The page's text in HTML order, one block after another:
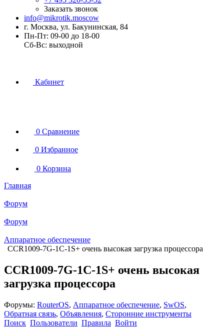
Заказать звонок
info@mikrotik.moscow
г. Москва, ул. Бакунинская, 84
Пн-Пт: 09-00 до 18-00
Сб-Вс: выходной
Кабинет
0 Сравнение
0 Избранное
0 Корзина
Главная
Форум
Форум
Аппаратное обеспечение
CCR1009-7G-1C-1S+ очень высокая загрузка процессора
CCR1009-7G-1C-1S+ очень высокая
загрузка процессора
Форумы: RouterOS, Аппаратное обеспечение, SwOS,
Обратная связь, Объявления, Сторонние инструменты
Поиск Пользователи Правила Войти